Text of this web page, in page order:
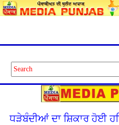
ਧੜੇਬੰਦੀਆਂ ਦਾ ਸ਼ਿਕਾਰ ਹੋਈ